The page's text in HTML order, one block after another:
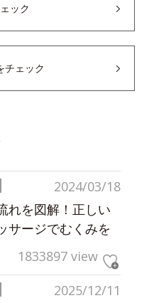
ック
チェック
2024/03/18
れを図解！正しい
サージでむくみを
1833897 view
2025/12/11